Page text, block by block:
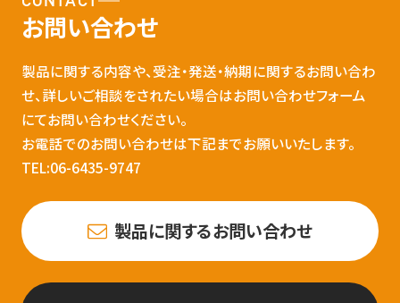
お問い合わせ
製品に関する内容や、受注・発送・納期に関するお問い合わ
せ、詳しいご相談をされたい場合はお問い合わせフォーム
にてお問い合わせください。
お電話でのお問い合わせは下記までお願いいたします。
TEL:06-6435-9747
製品に関するお問い合わせ